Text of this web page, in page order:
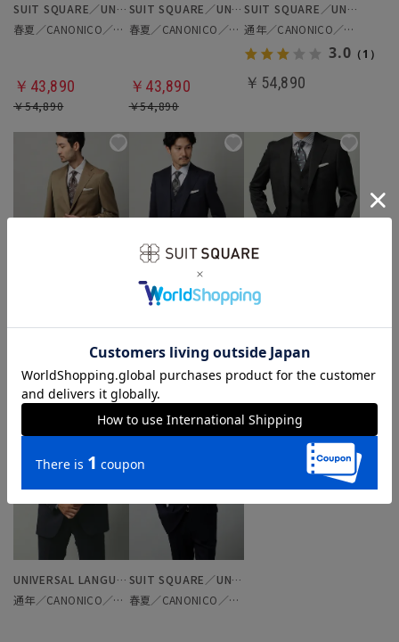
SUIT SQUARE／UNIVERSAL LANGUAGE
春夏／CANONICO／スーツ
￥43,890
￥54,890
SUIT SQUARE／UNIVERSAL LANGUAGE
春夏／CANONICO／スーツ
￥43,890
￥54,890
SUIT SQUARE／UNIVERSAL LANGUAGE
通年／CANONICO／スーツ
3.0 （1）
￥54,890
通年／CANONICO／スーツ
￥54,890
SUIT SQUARE／UNIVERSAL LANGUAGE
通年／CANONICO／スリーピーススーツ
￥54,890
通年／CANONICO／スリーピーススーツ
￥54,890
UNIVERSAL LANGUAGE
通年／CANONICO／スリーピーススーツ
SUIT SQUARE／UNIVERSAL LANGUAGE
春夏／CANONICO／スーツ